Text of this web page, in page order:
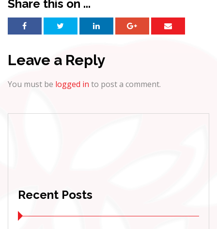
Share this on ...
Leave a Reply
You must be logged in to post a comment.
Recent Posts